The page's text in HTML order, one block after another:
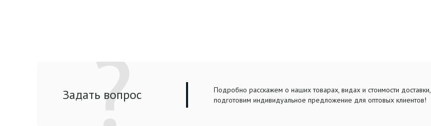
Задать вопрос
Подробно расскажем о наших товарах, видах и стоимости доставки,
подготовим индивидуальное предложение для оптовых клиентов!